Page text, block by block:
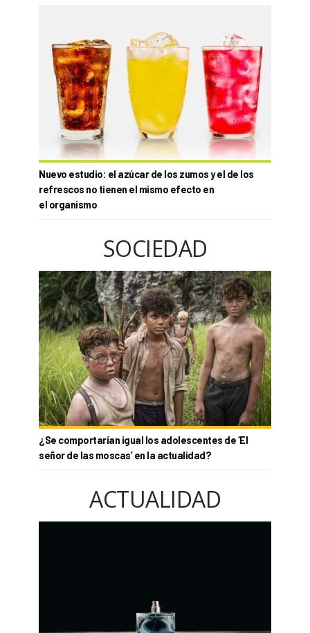
Nuevo estudio: el azúcar de los zumos y el de los
refrescos no tienen el mismo efecto en
el organismo
SOCIEDAD
¿Se comportarían igual los adolescentes de ‘El
señor de las moscas’ en la actualidad?
ACTUALIDAD